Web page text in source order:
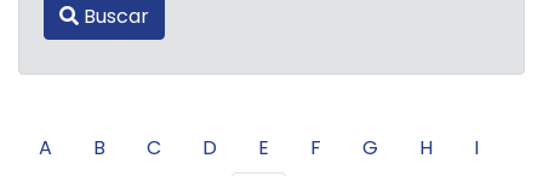
Buscar
A B C D E F G H
I